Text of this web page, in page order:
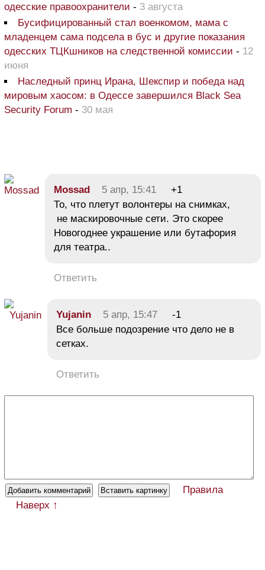
одесские правоохранители - 3 августа
Бусифицированный стал военкомом, мама с
младенцем сама подсела в бус и другие показания
одесских ТЦКшников на следственной комиссии - 12
июня
Наследный принц Ирана, Шекспир и победа над
мировым хаосом: в Одессе завершился Black Sea
Security Forum - 30 мая
Mossad 5 апр, 15:41
+1
То, что плетут волонтеры на снимках,
не маскировочные сети. Это скорее
Новогоднее украшение или бутафория
для театра..
Ответить
Yujanin 5 апр, 15:47
-1
Все больше подозрение что дело не в
сетках.
Ответить
Правила
Наверх ↑